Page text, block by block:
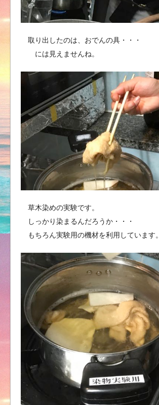
取り出したのは、おでんの具・・・
には見えませんね。
草木染めの実験です。
しっかり染まるんだろうか・・・
もちろん実験用の機材を利用しています。